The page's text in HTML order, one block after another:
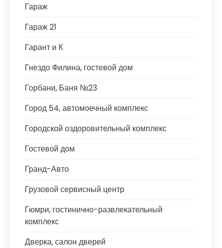
Гараж
Гараж 21
Гарант и К
Гнездо Филина, гостевой дом
Горбани, Баня №23
Город 54, автомоечный комплекс
Городской оздоровительный комплекс
Гостевой дом
Гранд-Авто
Грузовой сервисный центр
Гюмри, гостинично-развлекательный
комплекс
Дверка, салон дверей